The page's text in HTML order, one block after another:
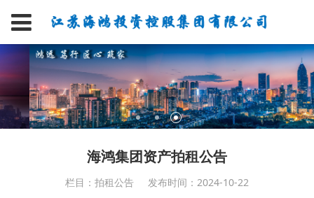
海鸿集团资产拍租公告
栏目：拍租公告 发布时间：2024-10-22